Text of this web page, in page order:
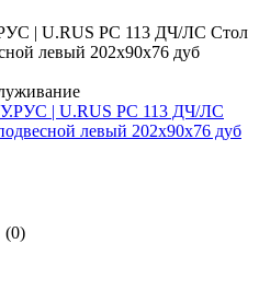
| U.RUS PC 113 ДЧ/ЛС Стол
левый 202х90х76 дуб
(0)